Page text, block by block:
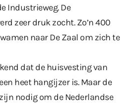
Industrieweg. De
zeer druk zocht. Zo’n 400
naar De Zaal om zich te
dat de huisvesting van
heet hangijzer is. Maar de
nodig om de Nederlandse